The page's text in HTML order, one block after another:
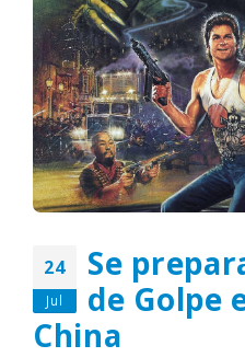
24
Jul
Se
de Golpe
China